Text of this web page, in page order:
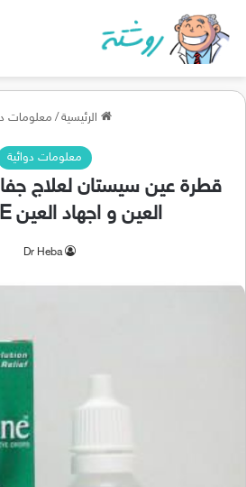
الرئيسية / معلومات
معلومات دوائية
قطرة عين سيستان لعلاج
العين و اجهاد العين SYSTANE
Dr Heba